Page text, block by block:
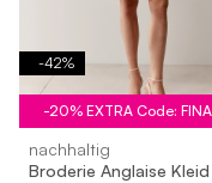
-42%
-20% EXTRA Code:
nachhaltig
Broderie Anglaise Kleid